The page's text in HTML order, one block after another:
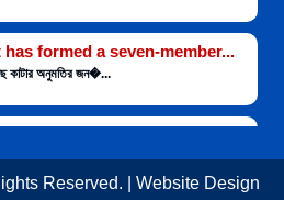
formed a seven-member...
কাটার অনুমতির জন�...
directed that steps b...
has ruled that the rule s...
Reserved. | Website Design